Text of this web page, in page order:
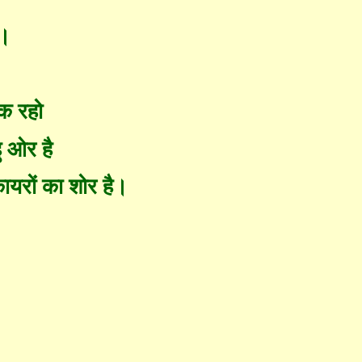
रहो
ओर है
का शोर है।